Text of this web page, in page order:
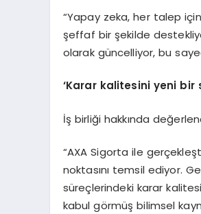
“Yapay zeka, her talep
şeffaf bir şekilde
olarak güncelliyor, bu
‘Karar kalitesini yeni bir
İş birliği hakkında
“AXA Sigorta ile
noktasını temsil ediyor.
süreçlerindeki karar
kabul görmüş bilimsel